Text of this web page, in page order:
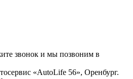
звонок и мы позвоним в
«AutoLife 56», Оренбург.